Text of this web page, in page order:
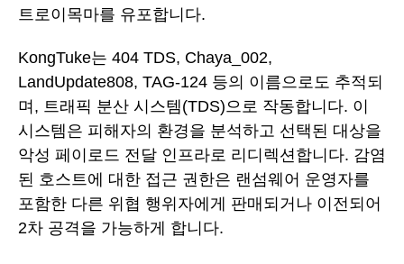
트로이목마를 유포합니다.
KongTuke는 404 TDS, Chaya_002,
LandUpdate808, TAG-124 등의 이름으로도 추적되
며, 트래픽 분산 시스템(TDS)으로 작동합니다. 이
시스템은 피해자의 환경을 분석하고 선택된 대상을
악성 페이로드 전달 인프라로 리디렉션합니다. 감염
된 호스트에 대한 접근 권한은 랜섬웨어 운영자를
포함한 다른 위협 행위자에게 판매되거나 이전되어
2차 공격을 가능하게 합니다.